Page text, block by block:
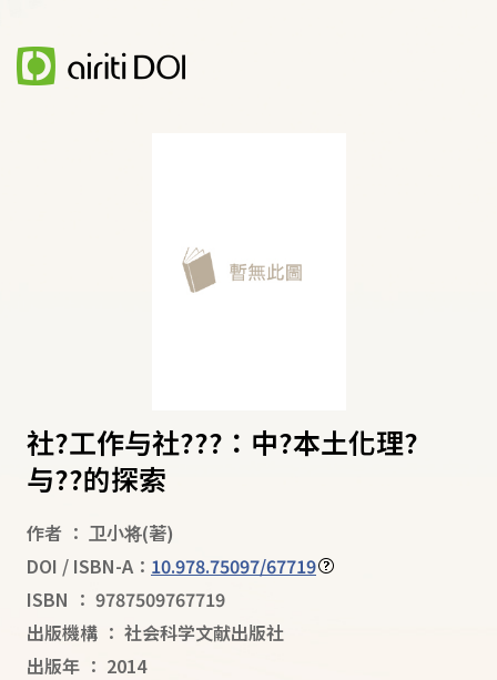
社?工作与社???：中?本土化理?
与??的探索
作者 ： 卫小将(著)
DOI / ISBN-A： 10.978.75097/67719
ISBN ： 9787509767719
出版機構 ： 社会科学文献出版社
出版年 ： 2014